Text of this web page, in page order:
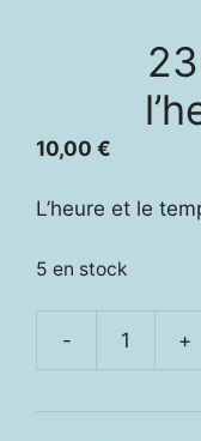
10,00 €
L’heure et le
5 en stock
- +